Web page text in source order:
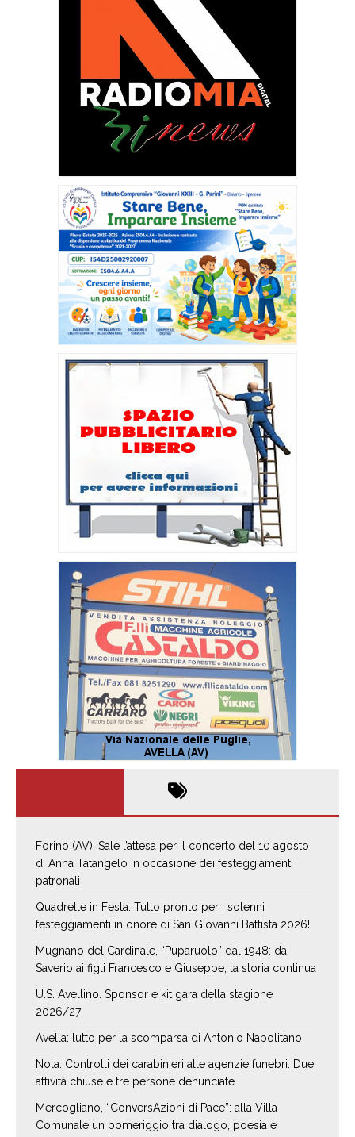
Forino (AV): Sale l’attesa per il concerto del 10 agosto
di Anna Tatangelo in occasione dei festeggiamenti
patronali
Quadrelle in Festa: Tutto pronto per i solenni
festeggiamenti in onore di San Giovanni Battista 2026!
Mugnano del Cardinale, “Puparuolo” dal 1948: da
Saverio ai figli Francesco e Giuseppe, la storia continua
U.S. Avellino. Sponsor e kit gara della stagione
2026/27
Avella: lutto per la scomparsa di Antonio Napolitano
Nola. Controlli dei carabinieri alle agenzie funebri. Due
attività chiuse e tre persone denunciate
Mercogliano, “ConversAzioni di Pace”: alla Villa
Comunale un pomeriggio tra dialogo, poesia e